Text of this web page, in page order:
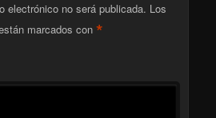
electrónico no será publicada. Los
marcados con*